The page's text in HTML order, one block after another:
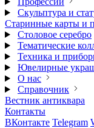
Скульптура и
Старинные карты и
Столовое серебро
Тематические
Техника и
Ювелирные
О нас
Справочник
Вестник антиквара
Контакты
ВКонтакте Telegram